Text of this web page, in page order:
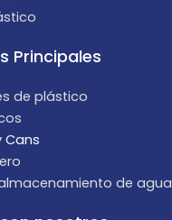
Principales
de plástico
Cans
de agua